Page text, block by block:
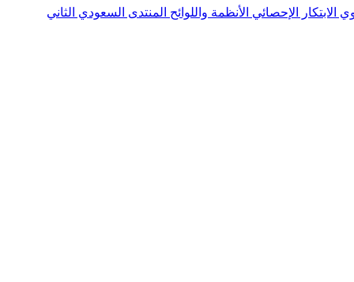
الابتكار الإحصائي الأنظمة واللوائح المنتدى السعودي الثاني